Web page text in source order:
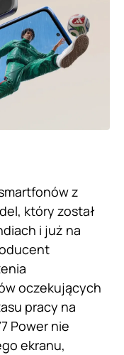
z
który został
i już na
oczekujących
pracy na
Power nie
ekranu,